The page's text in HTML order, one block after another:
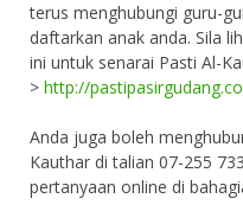
terus menghubungi guru-
daftarkan anak anda. Sila
ini untuk senarai Pasti Al-
> http://
Anda juga boleh
Kauthar di talian 07-255
pertanyaan online di